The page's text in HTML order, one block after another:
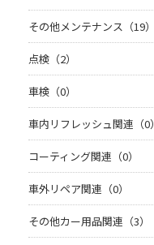
その他メンテナンス（19）
点検（2）
車検（0）
車内リフレッシュ関連（0）
コーティング関連（0）
車外リペア関連（0）
その他カー用品関連（3）